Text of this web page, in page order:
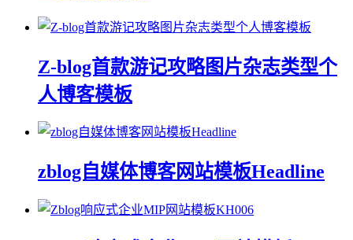
Z-blog首款游记攻略图片杂志类型个
人博客模板
zblog自媒体博客网站模板Headline